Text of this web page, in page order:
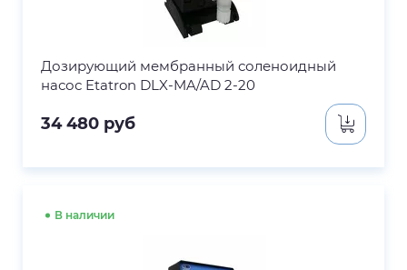
Дозирующий мембранный соленоидный
насос Etatron DLX-MA/AD 2-20
34 480 руб
В наличии